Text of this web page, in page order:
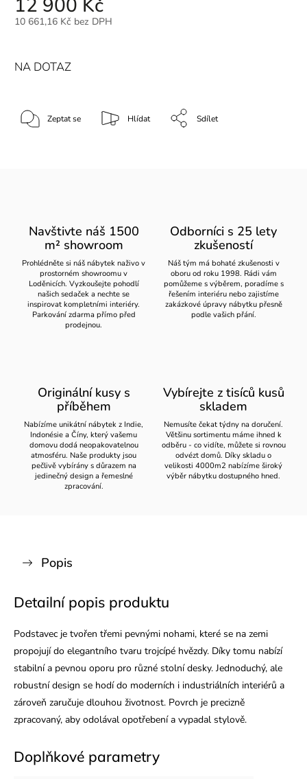
12 900 Kč
10 661,16 Kč bez DPH
NA DOTAZ
Zeptat se Hlídat Sdílet
Navštivte náš 1500
m² showroom
Prohlédněte si náš nábytek naživo v
prostorném showroomu v
Loděnicích. Vyzkoušejte pohodlí
našich sedaček a nechte se
inspirovat kompletními interiéry.
Parkování zdarma přímo před
prodejnou.
Odborníci s 25 lety
zkušeností
Náš tým má bohaté zkušenosti v
oboru od roku 1998. Rádi vám
pomůžeme s výběrem, poradíme s
řešením interiéru nebo zajistíme
zakázkové úpravy nábytku přesně
podle vašich přání.
Originální kusy s
příběhem
Nabízíme unikátní nábytek z Indie,
Indonésie a Číny, který vašemu
domovu dodá neopakovatelnou
atmosféru. Naše produkty jsou
pečlivě vybírány s důrazem na
jedinečný design a řemeslné
zpracování.
Vybírejte z tisíců kusů
skladem
Nemusíte čekat týdny na doručení.
Většinu sortimentu máme ihned k
odběru - co vidíte, můžete si rovnou
odvézt domů. Díky skladu o
velikosti 4000m2 nabízíme široký
výběr nábytku dostupného hned.
Popis
Detailní popis produktu
Podstavec je tvořen třemi pevnými nohami, které se na zemi
propojují do elegantního tvaru trojcípé hvězdy. Díky tomu nabízí
stabilní a pevnou oporu pro různé stolní desky. Jednoduchý, ale
robustní design se hodí do moderních i industriálních interiérů a
zároveň zaručuje dlouhou životnost. Povrch je precizně
zpracovaný, aby odolával opotřebení a vypadal stylově.
Doplňkové parametry